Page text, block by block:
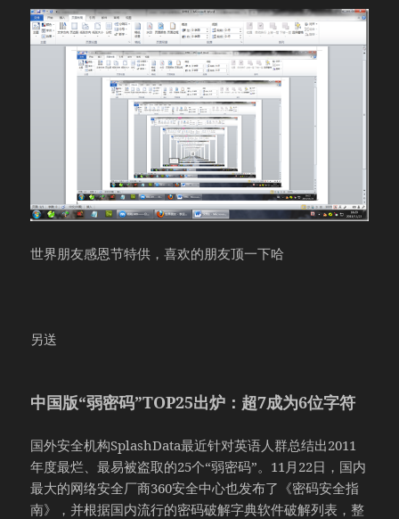
世界朋友感恩节特供，喜欢的朋友顶一下哈
另送
中国版“弱密码”TOP25出炉：超7成为6位字符
国外安全机构SplashData最近针对英语人群总结出2011
年度最烂、最易被盗取的25个“弱密码”。11月22日，国内
最大的网络安全厂商360安全中心也发布了《密码安全指
南》，并根据国内流行的密码破解字典软件破解列表，整